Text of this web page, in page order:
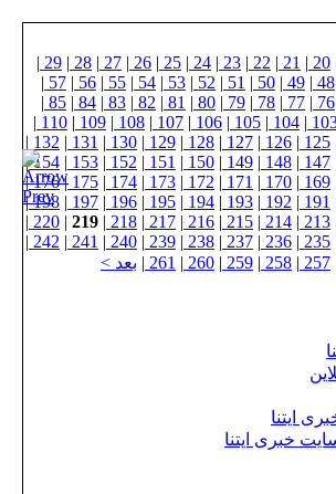
20
|
21
|
22
|
23
|
24
|
25
|
26
|
27
|
28
|
29
|
48
|
49
|
50
|
51
|
52
|
53
|
54
|
55
|
56
|
57
|
76
|
77
|
78
|
79
|
80
|
81
|
82
|
83
|
84
|
85
|
|
104
|
105
|
106
|
107
|
108
|
109
|
110
|
125
|
126
|
127
|
128
|
129
|
130
|
131
|
132
|
147
|
148
|
149
|
150
|
151
|
152
|
153
|
154
|
169
|
170
|
171
|
172
|
173
|
174
|
175
|
176
|
191
|
192
|
193
|
194
|
195
|
196
|
197
|
198
|
213
|
214
|
215
|
216
|
217
|
218
|
219
|
220
|
235
|
236
|
237
|
238
|
239
|
240
|
241
|
242
|
257
|
258
|
259
|
260
|
261
| بعد >
ایتنا
خبری ایتنا